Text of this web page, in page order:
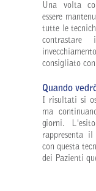
Una volta
essere
tutte le
consigliato
Quando
I risultati si
ma
giorni.
rappresenta
con questa
dei Pazienti